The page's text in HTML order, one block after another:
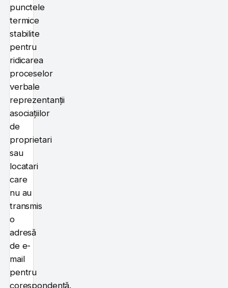
punctele
termice
stabilite
pentru
ridicarea
proceselor
verbale
reprezentanții
asociațiilor
de
proprietari
sau
locatari
care
nu au
transmis
o
adresă
de e-
mail
pentru
corespondență.